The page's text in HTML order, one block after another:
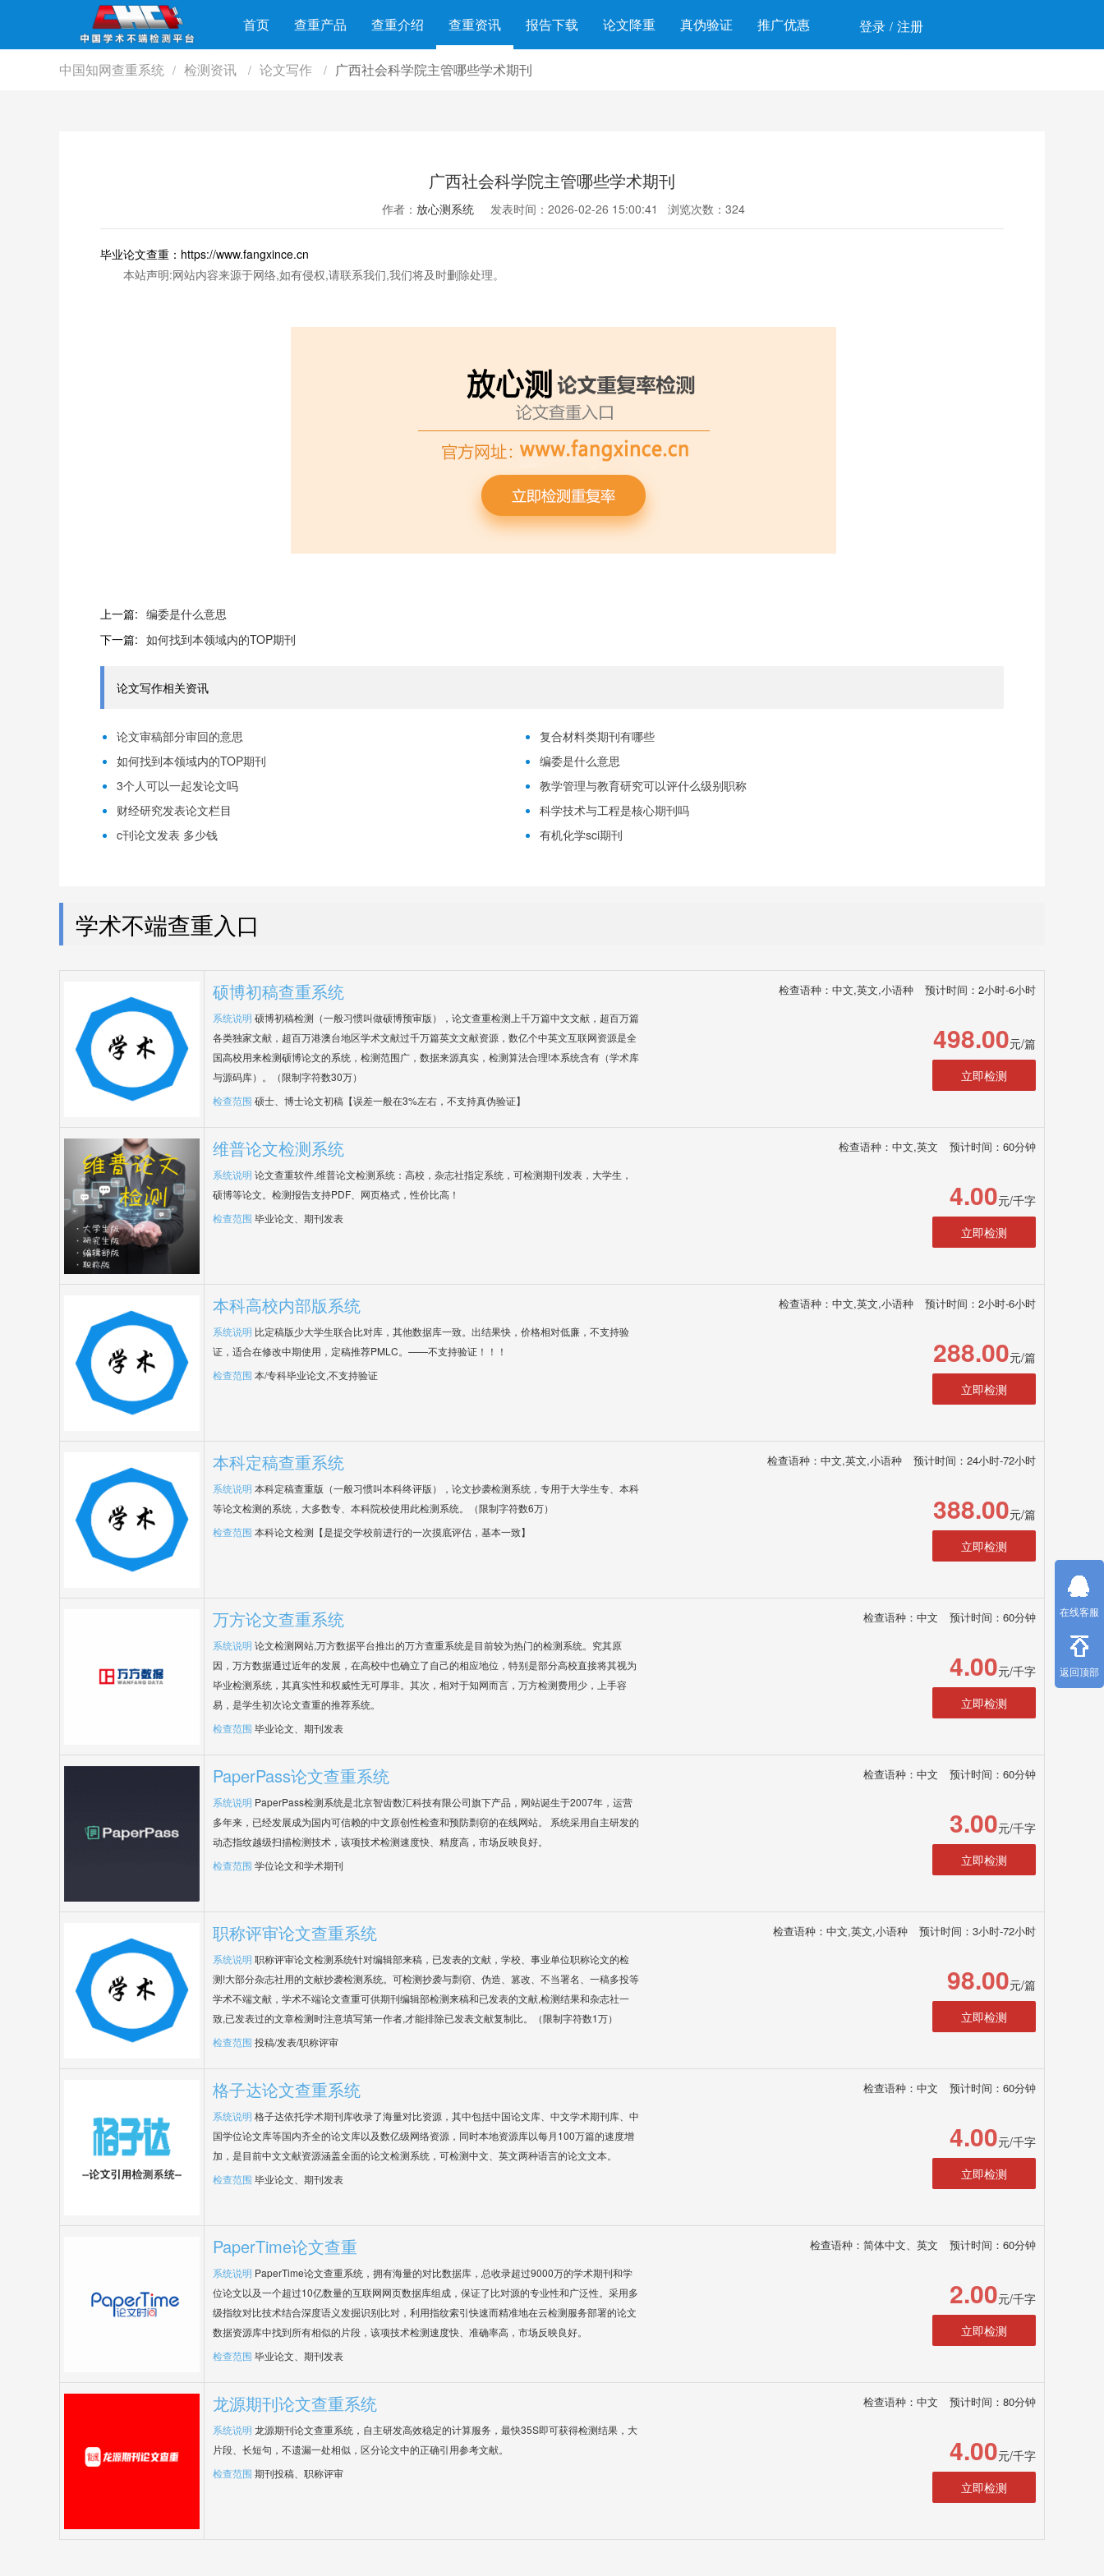
首页 查重产品 查重介绍 查重资讯 报告下载 论文降重 真伪验证 推广优惠 登录 / 注册
中国知网查重系统 / 检测资讯 / 论文写作 / 广西社会科学院主管哪些学术期刊
广西社会科学院主管哪些学术期刊
作者： 放心测系统 发表时间：2026-02-26 15:00:41 浏览次数：324
毕业论文查重：https://www.fangxince.cn
本站声明:网站内容来源于网络,如有侵权,请联系我们,我们将及时删除处理。
上一篇: 编委是什么意思
下一篇: 如何找到本领域内的TOP期刊
论文写作相关资讯
论文审稿部分审回的意思
复合材料类期刊有哪些
如何找到本领域内的TOP期刊
编委是什么意思
3个人可以一起发论文吗
教学管理与教育研究可以评什么级别职称
财经研究发表论文栏目
科学技术与工程是核心期刊吗
c刊论文发表 多少钱
有机化学sci期刊
学术不端查重入口
硕博初稿查重系统 检查语种：中文,英文,小语种 预计时间：2小时-6小时
系统说明 硕博初稿检测（一般习惯叫做硕博预审版），论文查重检测上千万篇中文文献，超百万篇
各类独家文献，超百万港澳台地区学术文献过千万篇英文文献资源，数亿个中英文互联网资源是全
国高校用来检测硕博论文的系统，检测范围广，数据来源真实，检测算法合理!本系统含有（学术库
与源码库）。（限制字符数30万）
检查范围 硕士、博士论文初稿【误差一般在3%左右，不支持真伪验证】
498.00元/篇
立即检测
维普论文检测系统 检查语种：中文,英文 预计时间：60分钟
系统说明 论文查重软件,维普论文检测系统：高校，杂志社指定系统，可检测期刊发表，大学生，
硕博等论文。检测报告支持PDF、网页格式，性价比高！
检查范围 毕业论文、期刊发表
4.00元/千字
立即检测
本科高校内部版系统 检查语种：中文,英文,小语种 预计时间：2小时-6小时
系统说明 比定稿版少大学生联合比对库，其他数据库一致。出结果快，价格相对低廉，不支持验
证，适合在修改中期使用，定稿推荐PMLC。——不支持验证！！！
检查范围 本/专科毕业论文,不支持验证
288.00元/篇
立即检测
本科定稿查重系统 检查语种：中文,英文,小语种 预计时间：24小时-72小时
系统说明 本科定稿查重版（一般习惯叫本科终评版），论文抄袭检测系统，专用于大学生专、本科
等论文检测的系统，大多数专、本科院校使用此检测系统。（限制字符数6万）
检查范围 本科论文检测【是提交学校前进行的一次摸底评估，基本一致】
388.00元/篇
立即检测
万方论文查重系统 检查语种：中文 预计时间：60分钟
系统说明 论文检测网站,万方数据平台推出的万方查重系统是目前较为热门的检测系统。究其原
因，万方数据通过近年的发展，在高校中也确立了自己的相应地位，特别是部分高校直接将其视为
毕业检测系统，其真实性和权威性无可厚非。其次，相对于知网而言，万方检测费用少，上手容
易，是学生初次论文查重的推荐系统。
检查范围 毕业论文、期刊发表
4.00元/千字
立即检测
PaperPass论文查重系统 检查语种：中文 预计时间：60分钟
系统说明 PaperPass检测系统是北京智齿数汇科技有限公司旗下产品，网站诞生于2007年，运营
多年来，已经发展成为国内可信赖的中文原创性检查和预防剽窃的在线网站。 系统采用自主研发的
动态指纹越级扫描检测技术，该项技术检测速度快、精度高，市场反映良好。
检查范围 学位论文和学术期刊
3.00元/千字
立即检测
职称评审论文查重系统 检查语种：中文,英文,小语种 预计时间：3小时-72小时
系统说明 职称评审论文检测系统针对编辑部来稿，已发表的文献，学校、事业单位职称论文的检
测!大部分杂志社用的文献抄袭检测系统。可检测抄袭与剽窃、伪造、篡改、不当署名、一稿多投等
学术不端文献，学术不端论文查重可供期刊编辑部检测来稿和已发表的文献,检测结果和杂志社一
致,已发表过的文章检测时注意填写第一作者,才能排除已发表文献复制比。（限制字符数1万）
检查范围 投稿/发表/职称评审
98.00元/篇
立即检测
格子达论文查重系统 检查语种：中文 预计时间：60分钟
系统说明 格子达依托学术期刊库收录了海量对比资源，其中包括中国论文库、中文学术期刊库、中
国学位论文库等国内齐全的论文库以及数亿级网络资源，同时本地资源库以每月100万篇的速度增
加，是目前中文文献资源涵盖全面的论文检测系统，可检测中文、英文两种语言的论文文本。
检查范围 毕业论文、期刊发表
4.00元/千字
立即检测
PaperTime论文查重 检查语种：简体中文、英文 预计时间：60分钟
系统说明 PaperTime论文查重系统，拥有海量的对比数据库，总收录超过9000万的学术期刊和学
位论文以及一个超过10亿数量的互联网网页数据库组成，保证了比对源的专业性和广泛性。采用多
级指纹对比技术结合深度语义发掘识别比对，利用指纹索引快速而精准地在云检测服务部署的论文
数据资源库中找到所有相似的片段，该项技术检测速度快、准确率高，市场反映良好。
检查范围 毕业论文、期刊发表
2.00元/千字
立即检测
龙源期刊论文查重系统 检查语种：中文 预计时间：80分钟
系统说明 龙源期刊论文查重系统，自主研发高效稳定的计算服务，最快35S即可获得检测结果，大
片段、长短句，不遗漏一处相似，区分论文中的正确引用参考文献。
检查范围 期刊投稿、职称评审
4.00元/千字
立即检测
在线客服
返回顶部